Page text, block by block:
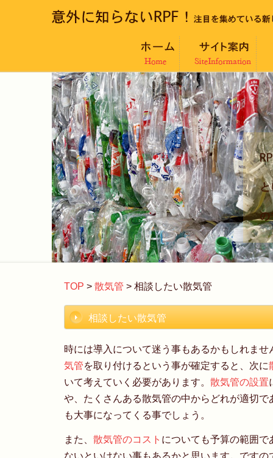
TOP > 散気管 > 相談したい散気管
相談したい散気管
時には導入について迷う事もあるかもしれませ
気管を取り付けるという事が確定すると、次に
いて考えていく必要があります。 散気管の設置
や、たくさんある散気管の中からどれが適切で
も大事になってくる事でしょう。
また、 散気管のコスト についても予算の範囲で
ないといけない事もあるかと思います。ですの